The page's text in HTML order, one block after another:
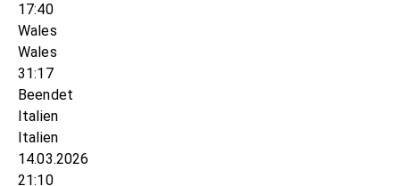
17:40
Wales
Wales
31:17
Beendet
Italien
Italien
14.03.2026
21:10